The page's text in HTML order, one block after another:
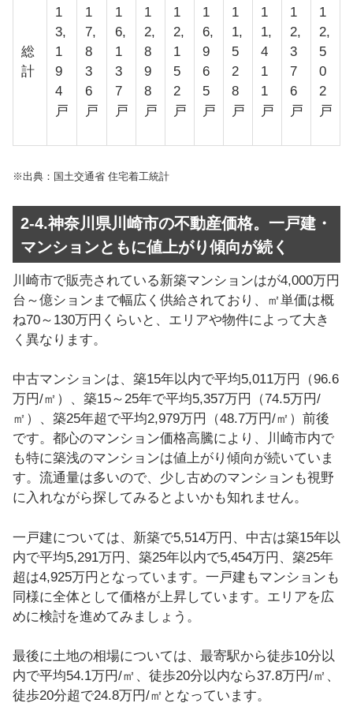
総
計
1
3,
1
9
4
戸
1
7,
8
3
6
戸
1
6,
1
3
7
戸
1
2,
8
9
8
戸
1
2,
1
5
2
戸
1
6,
9
6
5
戸
1
1,
5
2
8
戸
1
1,
4
1
1
戸
1
2,
3
7
6
戸
1
2,
5
0
2
戸
※出典：国土交通省 住宅着工統計
2-4.神奈川県川崎市の不動産価格。一戸建・
マンションともに値上がり傾向が続く
川崎市で販売されている新築マンションはが4,000万円
台～億ションまで幅広く供給されており、㎡単価は概
ね70～130万円くらいと、エリアや物件によって大き
く異なります。
中古マンションは、築15年以内で平均5,011万円（96.6
万円/㎡）、築15～25年で平均5,357万円（74.5万円/
㎡）、築25年超で平均2,979万円（48.7万円/㎡）前後
です。都心のマンション価格高騰により、川崎市内で
も特に築浅のマンションは値上がり傾向が続いていま
す。流通量は多いので、少し古めのマンションも視野
に入れながら探してみるとよいかも知れません。
一戸建については、新築で5,514万円、中古は築15年以
内で平均5,291万円、築25年以内で5,454万円、築25年
超は4,925万円となっています。一戸建もマンションも
同様に全体として価格が上昇しています。エリアを広
めに検討を進めてみましょう。
最後に土地の相場については、最寄駅から徒歩10分以
内で平均54.1万円/㎡、徒歩20分以内なら37.8万円/㎡、
徒歩20分超で24.8万円/㎡となっています。